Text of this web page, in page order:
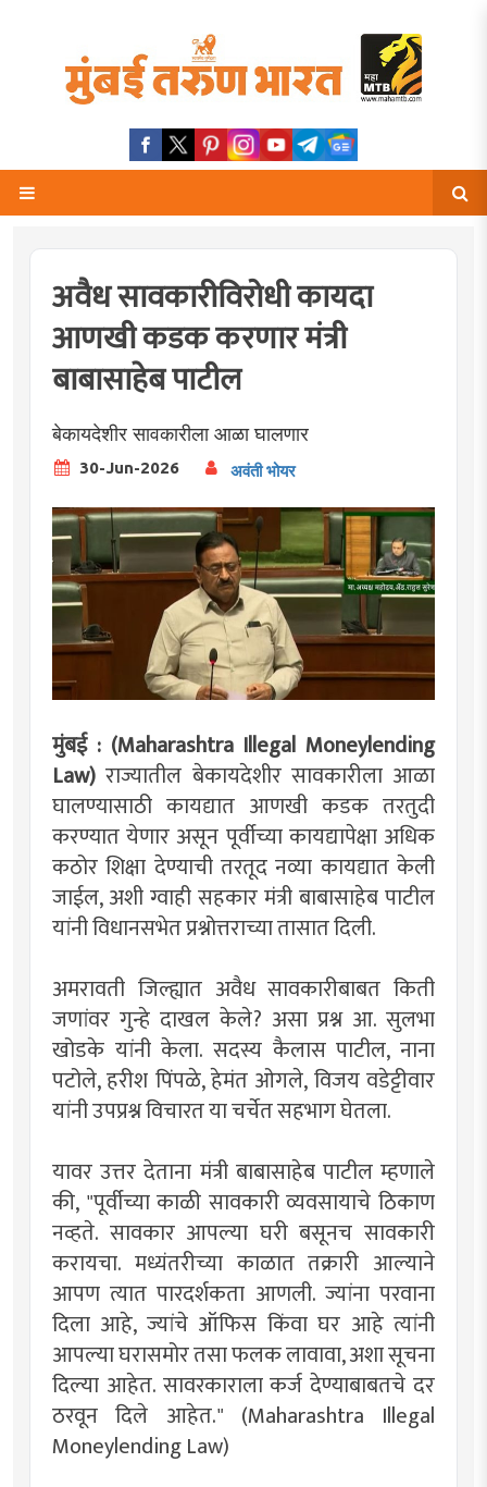
अवैध सावकारीविरोधी कायदा
आणखी कडक करणार मंत्री
बाबासाहेब पाटील
बेकायदेशीर सावकारीला आळा घालणार
30-Jun-2026 अवंती भोयर
मुंबई : (Maharashtra Illegal Moneylending
Law)राज्यातील बेकायदेशीर सावकारीला आळा
घालण्यासाठी कायद्यात आणखी कडक तरतुदी
करण्यात येणार असून पूर्वीच्या कायद्यापेक्षा अधिक
कठोर शिक्षा देण्याची तरतूद नव्या कायद्यात केली
जाईल, अशी ग्वाही सहकार मंत्री बाबासाहेब पाटील
यांनी विधानसभेत प्रश्नोत्तराच्या तासात दिली.
अमरावती जिल्ह्यात अवैध सावकारीबाबत किती
जणांवर गुन्हे दाखल केले? असा प्रश्न आ. सुलभा
खोडके यांनी केला. सदस्य कैलास पाटील, नाना
पटोले, हरीश पिंपळे, हेमंत ओगले, विजय वडेट्टीवार
यांनी उपप्रश्न विचारत या चर्चेत सहभाग घेतला.
यावर उत्तर देताना मंत्री बाबासाहेब पाटील म्हणाले
की, "पूर्वीच्या काळी सावकारी व्यवसायाचे ठिकाण
नव्हते. सावकार आपल्या घरी बसूनच सावकारी
करायचा. मध्यंतरीच्या काळात तक्रारी आल्याने
आपण त्यात पारदर्शकता आणली. ज्यांना परवाना
दिला आहे, ज्यांचे ऑफिस किंवा घर आहे त्यांनी
आपल्या घरासमोर तसा फलक लावावा, अशा सूचना
दिल्या आहेत. सावरकाराला कर्ज देण्याबाबतचे दर
ठरवून दिले आहेत." (Maharashtra Illegal
Moneylending Law)